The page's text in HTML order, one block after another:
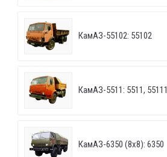
КамАЗ-55102: 55102
КамАЗ-5511: 5511, 55111
КамАЗ-6350 (8х8): 6350